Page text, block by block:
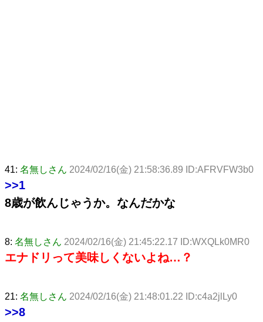
41: 名無しさん 2024/02/16(金) 21:58:36.89 ID:AFRVFW3b0
>>1
8歳が飲んじゃうか。なんだかな
8: 名無しさん 2024/02/16(金) 21:45:22.17 ID:WXQLk0MR0
エナドリって美味しくないよね…？
21: 名無しさん 2024/02/16(金) 21:48:01.22 ID:c4a2jlLy0
>>8